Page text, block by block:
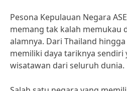
Pesona Kepulauan Negara
memang tak kalah memukau
alamnya. Dari Thailand
memiliki daya tariknya
wisatawan dari seluruh dunia.